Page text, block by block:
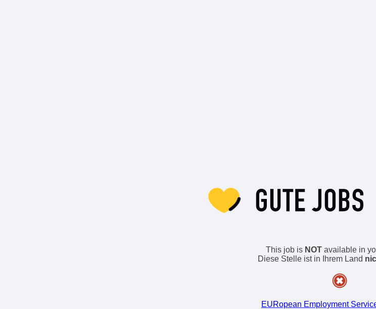
This job is NOT available in
Diese Stelle ist in Ihrem Land
EURopean Employment